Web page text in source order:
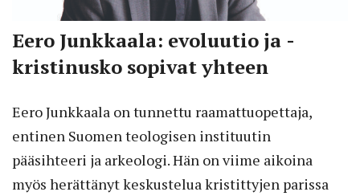
Eero Junkkaala: evoluutio ja ­
kristinusko sopivat yhteen
Eero Junkkaala on tunnettu raamattuopettaja,
entinen Suomen teologisen instituutin
pääsihteeri ja arkeologi. Hän on viime aikoina
myös herättänyt keskustelua kristittyjen parissa